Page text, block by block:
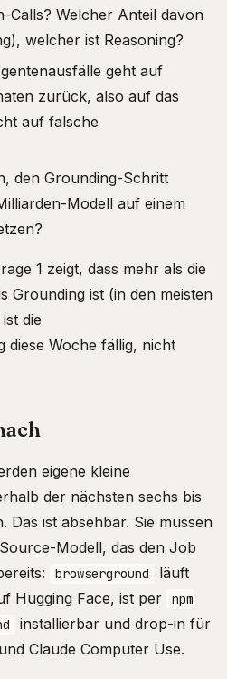
Calls? Welcher Anteil davon
welcher ist Reasoning?
geht auf
zurück, also auf das
auf falsche
den Grounding-Schritt
Modell auf einem
1 zeigt, dass mehr als die
Grounding ist (in den meisten
die
diese Woche fällig, nicht
eigene kleine
der nächsten sechs bis
Das ist absehbar. Sie müssen
Modell, das den Job
browserground
läuft
Hugging Face, ist per
npm
installierbar und drop-in für
Claude Computer Use.